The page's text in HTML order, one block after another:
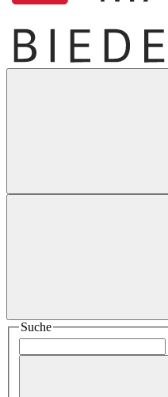
Suche